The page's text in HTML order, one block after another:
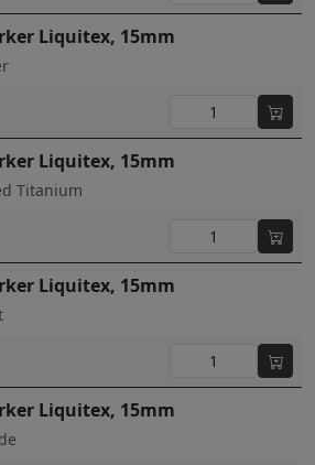
Liquitex, 15mm
Liquitex, 15mm
Titanium
Liquitex, 15mm
Liquitex, 15mm